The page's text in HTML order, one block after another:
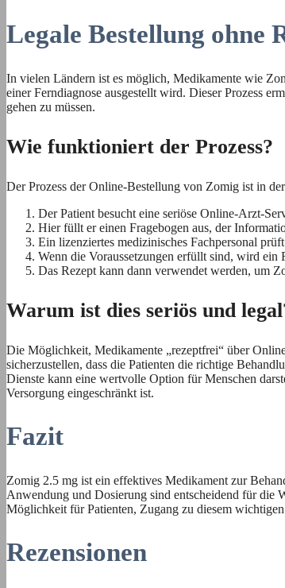
Legale Bestellung ohne
In vielen Ländern ist es möglich, Medikamente wie
einer Ferndiagnose ausgestellt wird. Dieser Prozess
gehen zu müssen.
Wie funktioniert der Prozess?
Der Prozess der Online-Bestellung von Zomig ist in
Der Patient besucht eine seriöse Online-Arzt-
Hier füllt er einen Fragebogen aus, der
Ein lizenziertes medizinisches Fachpersonal
Wenn die Voraussetzungen erfüllt sind, wird ein
Das Rezept kann dann verwendet werden, um
Warum ist dies seriös und
Die Möglichkeit, Medikamente „rezeptfrei“ über
sicherzustellen, dass die Patienten die richtige
Dienste kann eine wertvolle Option für Menschen
Versorgung eingeschränkt ist.
Fazit
Zomig 2.5 mg ist ein effektives Medikament zur
Anwendung und Dosierung sind entscheidend für die
Möglichkeit für Patienten, Zugang zu diesem
Rezensionen